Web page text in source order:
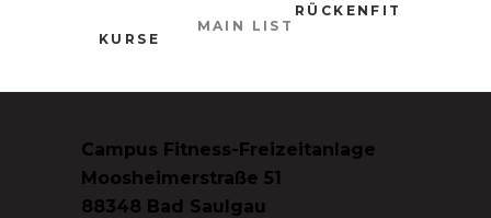
KURSE
MAIN LIST
RÜCKENFIT
Campus Fitness-Freizeitanlage
Moosheimerstraße 51
88348 Bad Saulgau